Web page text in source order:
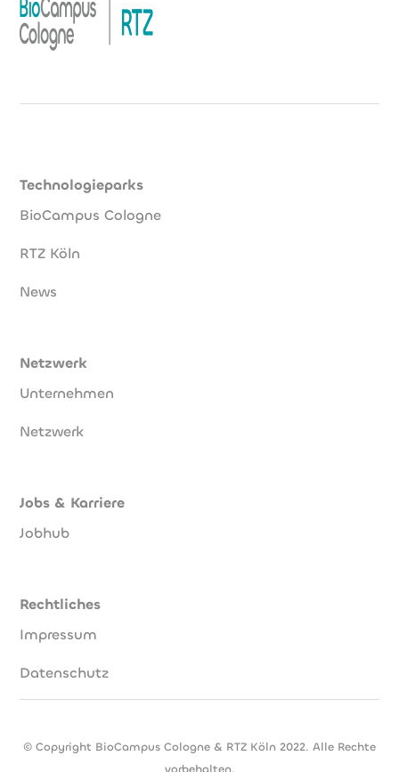
Technologieparks
BioCampus Cologne
RTZ Köln
News
Netzwerk
Unternehmen
Netzwerk
Jobs & Karriere
Jobhub
Rechtliches
Impressum
Datenschutz
© Copyright BioCampus Cologne & RTZ Köln 2022. Alle Rechte
vorbehalten.